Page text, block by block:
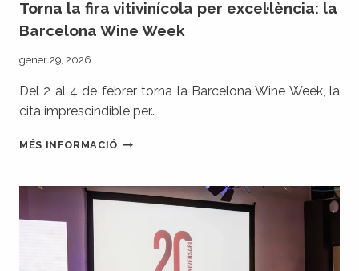
Torna la fira vitivinícola per excel·lència: la
Barcelona Wine Week
gener 29, 2026
Del 2 al 4 de febrer torna la Barcelona Wine Week, la
cita imprescindible per…
MÉS INFORMACIÓTORNA
VITIVINÍCOLA
PER
BARCELONA